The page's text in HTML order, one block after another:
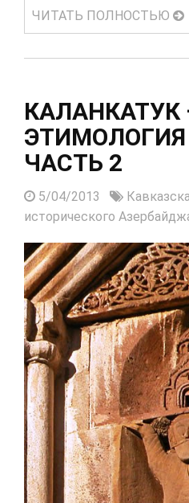
ЧИТАТЬ ПОЛНОСТЬЮ
КАЛАНКАТУК
ЧАСТЬ 2
5/04/2013
исторического